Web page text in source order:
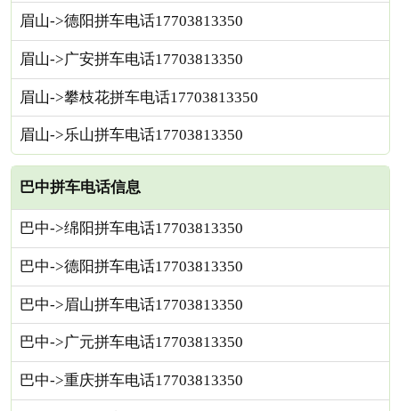
眉山->德阳拼车电话17703813350
眉山->广安拼车电话17703813350
眉山->攀枝花拼车电话17703813350
眉山->乐山拼车电话17703813350
巴中拼车电话信息
巴中->绵阳拼车电话17703813350
巴中->德阳拼车电话17703813350
巴中->眉山拼车电话17703813350
巴中->广元拼车电话17703813350
巴中->重庆拼车电话17703813350